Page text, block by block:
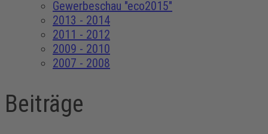
Gewerbeschau "eco2015"
2013 - 2014
2011 - 2012
2009 - 2010
2007 - 2008
Beiträge